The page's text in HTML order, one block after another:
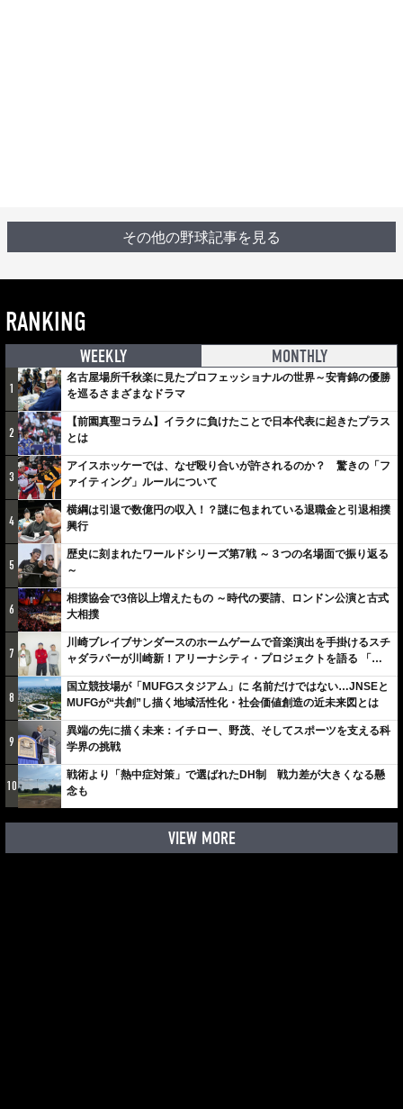
その他の野球記事を見る
RANKING
WEEKLY MONTHLY
1
名古屋場所千秋楽に見たプロフェッショナルの世界～安青錦の優勝
を巡るさまざまなドラマ
2
【前園真聖コラム】イラクに負けたことで日本代表に起きたプラス
とは
3
アイスホッケーでは、なぜ殴り合いが許されるのか？ 驚きの「フ
ァイティング」ルールについて
4
横綱は引退で数億円の収入！？謎に包まれている退職金と引退相撲
興行
5
歴史に刻まれたワールドシリーズ第7戦 ～３つの名場面で振り返る
～
6
相撲協会で3倍以上増えたもの ～時代の要請、ロンドン公演と古式
大相撲
7
川崎ブレイブサンダースのホームゲームで音楽演出を手掛けるスチ
ャダラパーが川崎新！アリーナシティ・プロジェクトを語る 「楽
しみでしかないでしょ。川崎は、ずっと成長曲線だから」
8
国立競技場が「MUFGスタジアム」に 名前だけではない…JNSEと
MUFGが“共創”し描く地域活性化・社会価値創造の近未来図とは
9
異端の先に描く未来：イチロー、野茂、そしてスポーツを支える科
学界の挑戦
10
戦術より「熱中症対策」で選ばれたDH制 戦力差が大きくなる懸
念も
VIEW MORE